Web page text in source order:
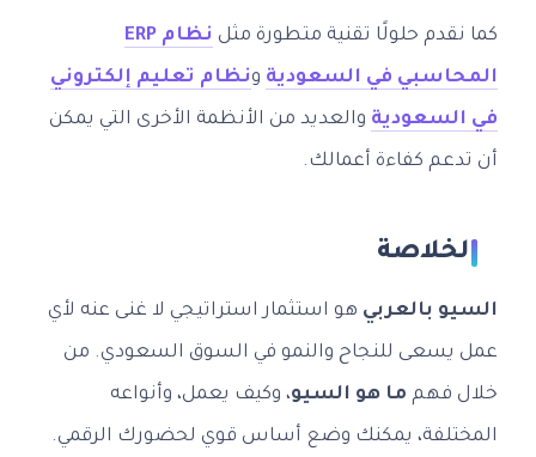
كما نقدم حلولًا تقنية متطورة مثل نظام ERP
المحاسبي في السعودية ونظام تعليم إلكتروني
في السعودية والعديد من الأنظمة الأخرى التي يمكن
أن تدعم كفاءة أعمالك.
الخلاصة
السيو بالعربي هو استثمار استراتيجي لا غنى عنه لأي
عمل يسعى للنجاح والنمو في السوق السعودي. من
خلال فهم ما هو السيو، وكيف يعمل، وأنواعه
المختلفة، يمكنك وضع أساس قوي لحضورك الرقمي.